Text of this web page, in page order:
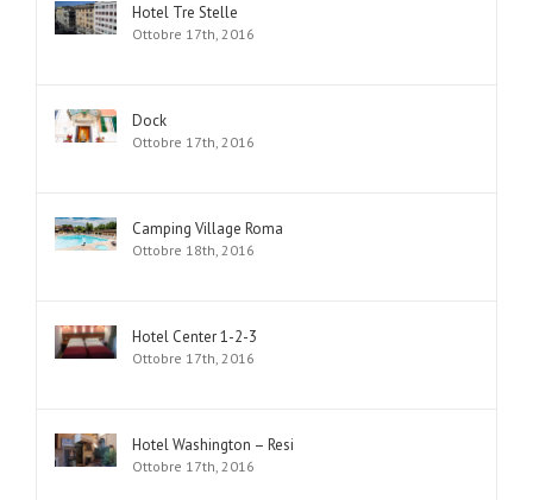
Hotel Tre Stelle
Ottobre 17th, 2016
Dock
Ottobre 17th, 2016
Camping Village Roma
Ottobre 18th, 2016
Hotel Center 1-2-3
Ottobre 17th, 2016
Hotel Washington – Resi
Ottobre 17th, 2016